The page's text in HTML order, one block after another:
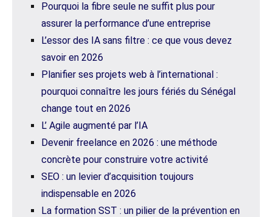
Pourquoi la fibre seule ne suffit plus pour
assurer la performance d’une entreprise
L’essor des IA sans filtre : ce que vous devez
savoir en 2026
Planifier ses projets web à l’international :
pourquoi connaître les jours fériés du Sénégal
change tout en 2026
L’ Agile augmenté par l’IA
Devenir freelance en 2026 : une méthode
concrète pour construire votre activité
SEO : un levier d’acquisition toujours
indispensable en 2026
La formation SST : un pilier de la prévention en